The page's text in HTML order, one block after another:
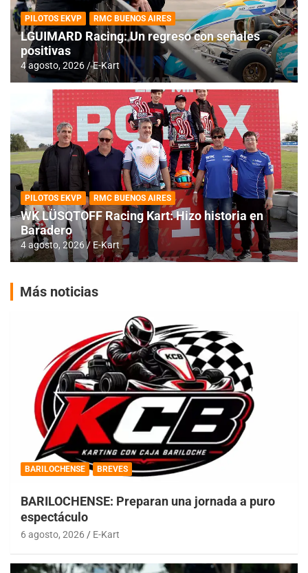
PILOTOS EKVP RMC BUENOS AIRES
LGUIMARD Racing: Un regreso con señales
positivas
4 agosto, 2026 E-Kart
PILOTOS EKVP RMC BUENOS AIRES
WK LÜSQTOFF Racing Kart: Hizo historia en
Baradero
4 agosto, 2026 E-Kart
Más noticias
BARILOCHENSE BREVES
BARILOCHENSE: Preparan una jornada a puro
espectáculo
6 agosto, 2026 E-Kart